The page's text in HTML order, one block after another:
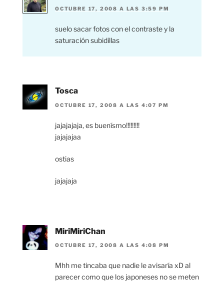
OCTUBRE 17, 2008 A LAS 3:59 PM
suelo sacar fotos con el contraste y la
saturación subidillas
Tosca
OCTUBRE 17, 2008 A LAS 4:07 PM
jajajajaja, es buenísmo!!!!!!!!!
jajajajaa
ostias
jajajaja
MiriMiriChan
OCTUBRE 17, 2008 A LAS 4:08 PM
Mhh me tincaba que nadie le avisaría xD al
parecer como que los japoneses no se meten